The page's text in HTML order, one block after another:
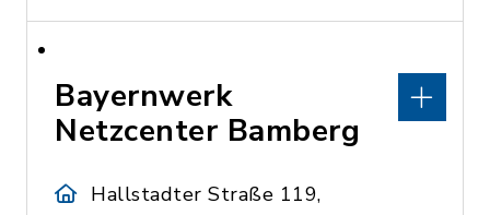
Bayernwerk
Netzcenter Bamberg
Hallstadter Straße 119,